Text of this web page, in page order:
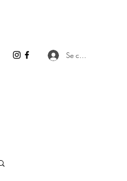
Se connecter